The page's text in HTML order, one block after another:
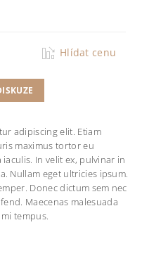
Hlídat cenu
adipiscing elit. Etiam
maximus tortor eu
In velit ex, pulvinar in
Nullam eget ultricies ipsum.
Donec dictum sem nec
Maecenas malesuada
tempus.